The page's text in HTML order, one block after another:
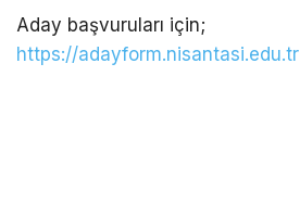
Aday başvuruları için;
https://adayform.nisantasi.edu.tr